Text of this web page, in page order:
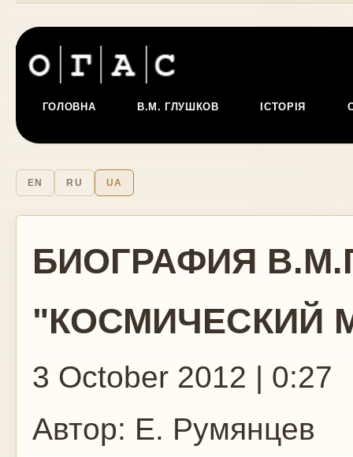
ГОЛОВНА В.М. ГЛУШКОВ ІСТОРІЯ
EN RU UA
БИОГРАФИЯ
"КОСМИЧЕСКИЙ
3 October 2012 | 0:27
Автор: Е. Румянцев